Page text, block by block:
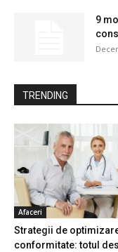
9
TRENDING
Afaceri
Strategii de
conformitate: totul